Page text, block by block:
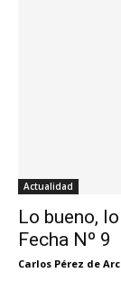
Actualidad
Lo bueno,
Fecha Nº 9
Carlos Pérez de